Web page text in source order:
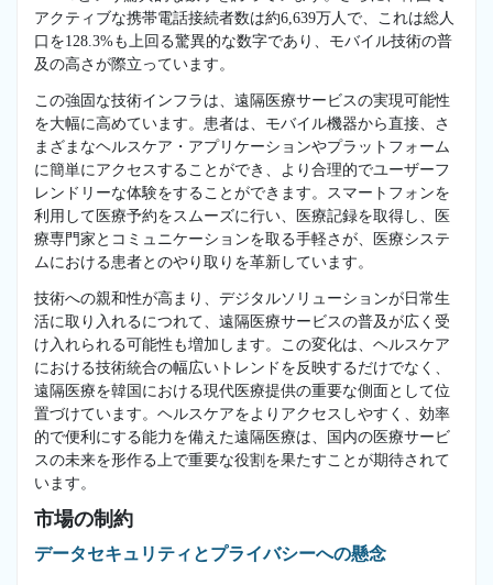
アクティブな携帯電話接続者数は約6,639万人で、これは総人
口を128.3%も上回る驚異的な数字であり、モバイル技術の普
及の高さが際立っています。
この強固な技術インフラは、遠隔医療サービスの実現可能性
を大幅に高めています。患者は、モバイル機器から直接、さ
まざまなヘルスケア・アプリケーションやプラットフォーム
に簡単にアクセスすることができ、より合理的でユーザーフ
レンドリーな体験をすることができます。スマートフォンを
利用して医療予約をスムーズに行い、医療記録を取得し、医
療専門家とコミュニケーションを取る手軽さが、医療システ
ムにおける患者とのやり取りを革新しています。
技術への親和性が高まり、デジタルソリューションが日常生
活に取り入れるにつれて、遠隔医療サービスの普及が広く受
け入れられる可能性も増加します。この変化は、ヘルスケア
における技術統合の幅広いトレンドを反映するだけでなく、
遠隔医療を韓国における現代医療提供の重要な側面として位
置づけています。ヘルスケアをよりアクセスしやすく、効率
的で便利にする能力を備えた遠隔医療は、国内の医療サービ
スの未来を形作る上で重要な役割を果たすことが期待されて
います。
市場の制約
データセキュリティとプライバシーへの懸念